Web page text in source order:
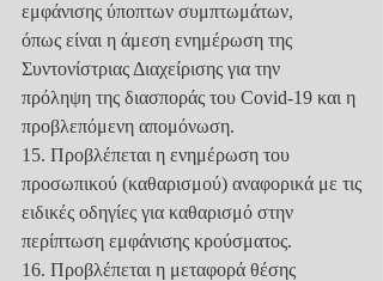
εμφάνισης ύποπτων συμπτωμάτων,
όπως είναι η άμεση ενημέρωση της
Συντονίστριας Διαχείρισης για την
πρόληψη της διασποράς του Covid-19 και η
προβλεπόμενη απομόνωση.
15. Προβλέπεται η ενημέρωση του
προσωπικού (καθαρισμού) αναφορικά με τις
ειδικές οδηγίες για καθαρισμό στην
περίπτωση εμφάνισης κρούσματος.
16. Προβλέπεται η μεταφορά θέσης